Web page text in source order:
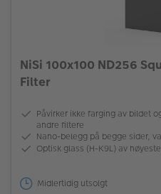
NiSi 100x100 ND256
Filter
Påvirker ikke farging av bildet
andre filtere
Nano-belegg på begge sider,
Optisk glass (H-K9L) av
Midlertidig utsolgt